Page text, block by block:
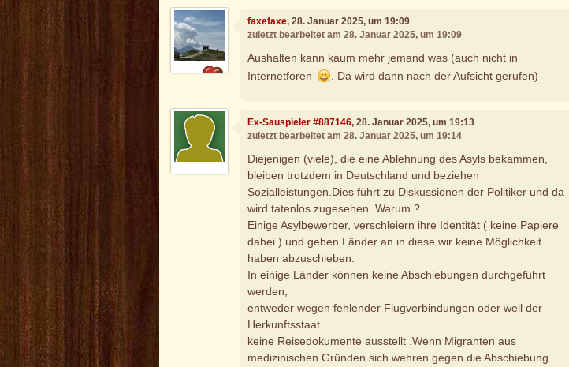
faxefaxe, 28. Januar 2025, um 19:09
zuletzt bearbeitet am 28. Januar 2025, um 19:09
Aushalten kann kaum mehr jemand was (auch nicht in
Internetforen
. Da wird dann nach der Aufsicht gerufen)
Ex-Sauspieler #887146, 28. Januar 2025, um 19:13
zuletzt bearbeitet am 28. Januar 2025, um 19:14
Diejenigen (viele), die eine Ablehnung des Asyls bekammen,
bleiben trotzdem in Deutschland und beziehen
Sozialleistungen.Dies führt zu Diskussionen der Politiker und da
wird tatenlos zugesehen. Warum ?
Einige Asylbewerber, verschleiern ihre Identität ( keine Papiere
dabei ) und geben Länder an in diese wir keine Möglichkeit
haben abzuschieben.
In einige Länder können keine Abschiebungen durchgeführt
werden,
entweder wegen fehlender Flugverbindungen oder weil der
Herkunftsstaat
keine Reisedokumente ausstellt .Wenn Migranten aus
medizinischen Gründen sich wehren gegen die Abschiebung